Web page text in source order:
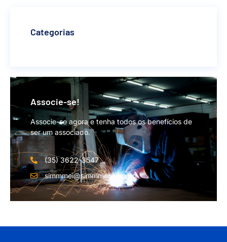
Categorias
Associe-se!
Associe-se agora e tenha todos os benefícios de
ser um associado.
(35) 3622-3547
simmmei@simmmei.com.br